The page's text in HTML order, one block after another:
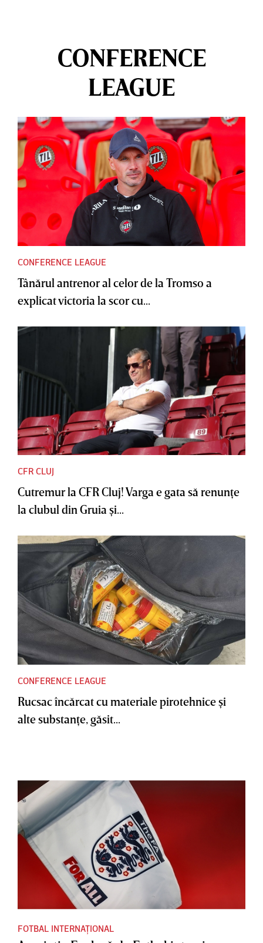
CONFERENCE
LEAGUE
CONFERENCE LEAGUE
Tânărul antrenor al celor de la Tromso a
explicat victoria la scor cu...
CFR CLUJ
Cutremur la CFR Cluj! Varga e gata să renunţe
la clubul din Gruia şi...
CONFERENCE LEAGUE
Rucsac încărcat cu materiale pirotehnice şi
alte substanţe, găsit...
FOTBAL INTERNAȚIONAL